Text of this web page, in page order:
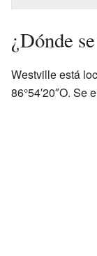
¿Dónde
Westville está
86°54′20″O. Se